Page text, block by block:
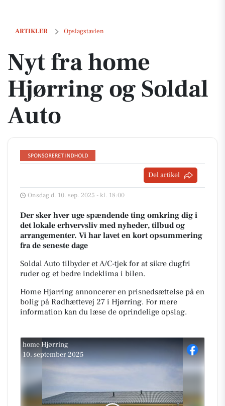
ARTIKLER Opslagstavlen
Nyt fra home Hjørring og Soldal Auto
Nyt fra home
Hjørring og Soldal
Auto
Del artikel
Onsdag d. 10. sep. 2025 - kl. 18:00
Der sker hver uge spændende ting omkring dig i
det lokale erhvervsliv med nyheder, tilbud og
arrangementer. Vi har lavet en kort opsummering
fra de seneste dage
Soldal Auto tilbyder et A/C-tjek for at sikre dugfri
ruder og et bedre indeklima i bilen.
Home Hjørring annoncerer en prisnedsættelse på en
bolig på Rødhættevej 27 i Hjørring. For mere
information kan du læse de oprindelige opslag.
home Hjørring
10. september 2025